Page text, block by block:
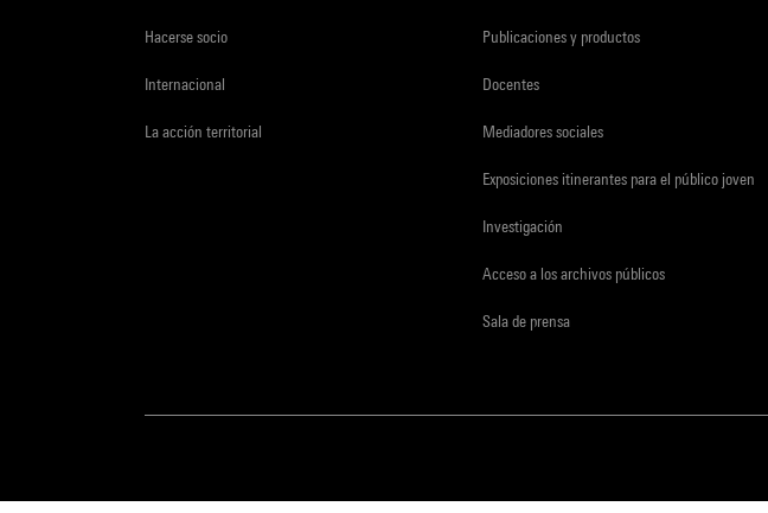
Hacerse socio
Internacional
La acción territorial
Publicaciones y productos
Docentes
Mediadores sociales
Exposiciones itinerantes para el público joven
Investigación
Acceso a los archivos públicos
Sala de prensa